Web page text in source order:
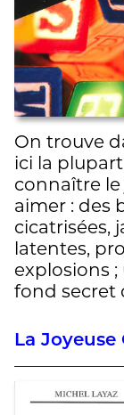
On trouve
ici la
connaître
aimer : des
cicatrisées,
latentes,
explosions
fond secret
La